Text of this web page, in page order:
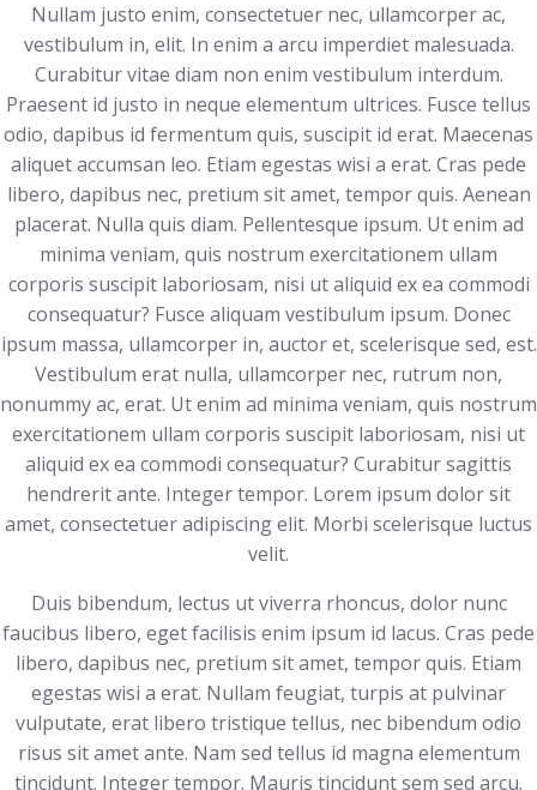
Nullam justo enim, consectetuer nec, ullamcorper ac,
vestibulum in, elit. In enim a arcu imperdiet malesuada.
Curabitur vitae diam non enim vestibulum interdum.
Praesent id justo in neque elementum ultrices. Fusce tellus
odio, dapibus id fermentum quis, suscipit id erat. Maecenas
aliquet accumsan leo. Etiam egestas wisi a erat. Cras pede
libero, dapibus nec, pretium sit amet, tempor quis. Aenean
placerat. Nulla quis diam. Pellentesque ipsum. Ut enim ad
minima veniam, quis nostrum exercitationem ullam
corporis suscipit laboriosam, nisi ut aliquid ex ea commodi
consequatur? Fusce aliquam vestibulum ipsum. Donec
ipsum massa, ullamcorper in, auctor et, scelerisque sed, est.
Vestibulum erat nulla, ullamcorper nec, rutrum non,
nonummy ac, erat. Ut enim ad minima veniam, quis nostrum
exercitationem ullam corporis suscipit laboriosam, nisi ut
aliquid ex ea commodi consequatur? Curabitur sagittis
hendrerit ante. Integer tempor. Lorem ipsum dolor sit
amet, consectetuer adipiscing elit. Morbi scelerisque luctus
velit.
Duis bibendum, lectus ut viverra rhoncus, dolor nunc
faucibus libero, eget facilisis enim ipsum id lacus. Cras pede
libero, dapibus nec, pretium sit amet, tempor quis. Etiam
egestas wisi a erat. Nullam feugiat, turpis at pulvinar
vulputate, erat libero tristique tellus, nec bibendum odio
risus sit amet ante. Nam sed tellus id magna elementum
tincidunt. Integer tempor. Mauris tincidunt sem sed arcu.